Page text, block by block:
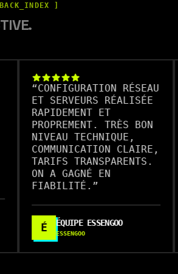
]
CONFIGURATION RÉSEAU
ET SERVEURS RÉALISÉE
RAPIDEMENT ET
PROPREMENT. TRÈS BON
NIVEAU TECHNIQUE,
COMMUNICATION CLAIRE,
TARIFS TRANSPARENTS.
ON A GAGNÉ EN
FIABILITÉ. ”
ÉQUIPE ESSENGOO
ESSENGOO